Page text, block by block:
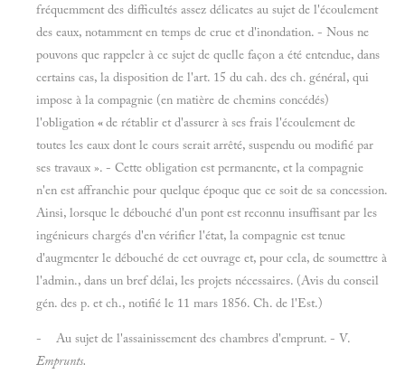
fréquemment des difficultés assez délicates au sujet de l'écoulement
des eaux, notamment en temps de crue et d'inondation. - Nous ne
pouvons que rappeler à ce sujet de quelle façon a été entendue, dans
certains cas, la disposition de l'art. 15 du cah. des ch. général, qui
impose à la compagnie (en matière de chemins concédés)
l'obligation «de rétablir et d'assurer à ses frais l'écoulement de
toutes les eaux dont le cours serait arrêté, suspendu ou modifié par
ses travaux ». - Cette obligation est permanente, et la compagnie
n'en est affranchie pour quelque époque que ce soit de sa concession.
Ainsi, lorsque le débouché d'un pont est reconnu insuffisant par les
ingénieurs chargés d'en vérifier l'état, la compagnie est tenue
d'augmenter le débouché de cet ouvrage et, pour cela, de soumettre à
l'admin., dans un bref délai, les projets nécessaires. (Avis du conseil
gén. des p. et ch., notifié le 11 mars 1856. Ch. de l'Est.)
- Au sujet de l'assainissement des chambres d'emprunt. - V.
Emprunts.